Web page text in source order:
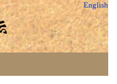
English